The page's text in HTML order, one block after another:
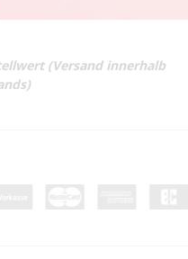
(Versand innerhalb